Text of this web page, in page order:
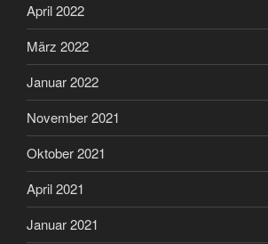
April 2022
März 2022
Januar 2022
November 2021
Oktober 2021
April 2021
Januar 2021